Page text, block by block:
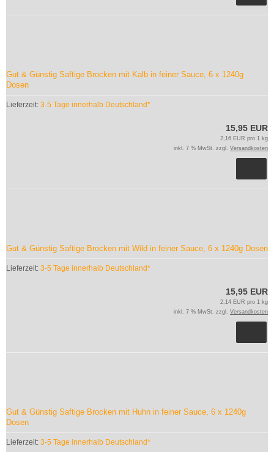
Gut & Günstig Saftige Brocken mit Kalb in feiner Sauce, 6 x 1240g
Dosen
Lieferzeit: 3-5 Tage innerhalb Deutschland*
15,95 EUR
2,16 EUR pro 1 kg
inkl. 7 % MwSt. zzgl. Versandkosten
Gut & Günstig Saftige Brocken mit Wild in feiner Sauce, 6 x 1240g Dosen
Lieferzeit: 3-5 Tage innerhalb Deutschland*
15,95 EUR
2,14 EUR pro 1 kg
inkl. 7 % MwSt. zzgl. Versandkosten
Gut & Günstig Saftige Brocken mit Huhn in feiner Sauce, 6 x 1240g
Dosen
Lieferzeit: 3-5 Tage innerhalb Deutschland*